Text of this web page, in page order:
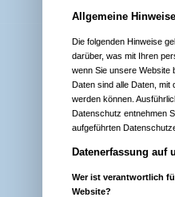
Allgemeine Hinweise
Die folgenden Hinweise
darüber, was mit Ihren
wenn Sie unsere Website
Daten sind alle Daten, mit
werden können.
Datenschutz entnehmen
aufgeführten
Datenerfassung auf
Wer ist verantwortlich
Website?